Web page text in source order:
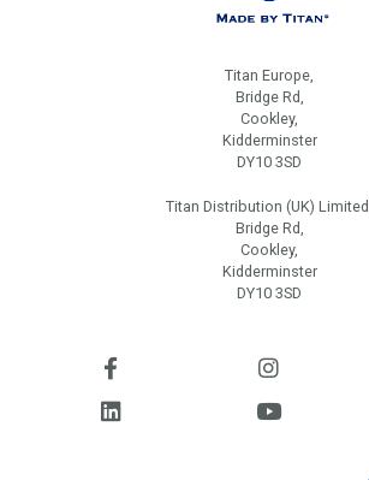
Titan Europe,
Bridge Rd,
Cookley,
Kidderminster
DY10 3SD
Titan Distribution (UK) Limited,
Bridge Rd,
Cookley,
Kidderminster
DY10 3SD